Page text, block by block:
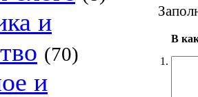
и
(70)
и
1.
В